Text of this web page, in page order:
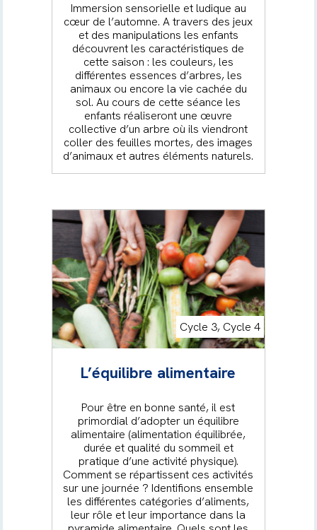
Immersion sensorielle et ludique au
cœur de l’automne. A travers des jeux
et des manipulations les enfants
découvrent les caractéristiques de
cette saison : les couleurs, les
différentes essences d’arbres, les
animaux ou encore la vie cachée du
sol. Au cours de cette séance les
enfants réaliseront une œuvre
collective d’un arbre où ils viendront
coller des feuilles mortes, des images
d’animaux et autres éléments naturels.
Cycle 3, Cycle 4
L’équilibre alimentaire
Pour être en bonne santé, il est
primordial d’adopter un équilibre
alimentaire (alimentation équilibrée,
durée et qualité du sommeil et
pratique d’une activité physique).
Comment se répartissent ces activités
sur une journée ? Identifions ensemble
les différentes catégories d’aliments,
leur rôle et leur importance dans la